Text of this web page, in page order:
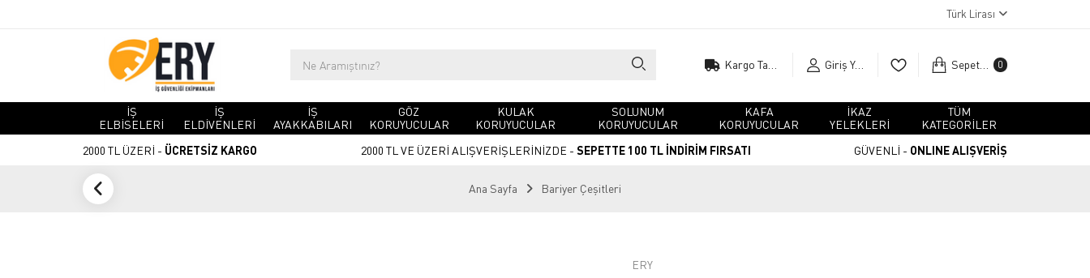
Türk Lirası
Giriş Yap Sepetim 0
İŞ
ELBİSELERİ
İŞ
ELDİVENLERİ
İŞ
AYAKKABILARI
GÖZ
KORUYUCULAR
KULAK
KORUYUCULAR
SOLUNUM
KORUYUCULAR
KAFA
KORUYUCULAR
İKAZ
YELEKLERİ
TÜM
KATEGORİLER
2000 TL ÜZERİ - ÜCRETSİZ KARGO 2000 TL VE ÜZERİ ALIŞVERİŞLERİNİZDE - SEPETTE 100 TL İNDİRİM FIRSATI GÜVENLİ - ONLINE ALIŞVERİŞ
Ana Sayfa Bariyer Çeşitleri
ERY